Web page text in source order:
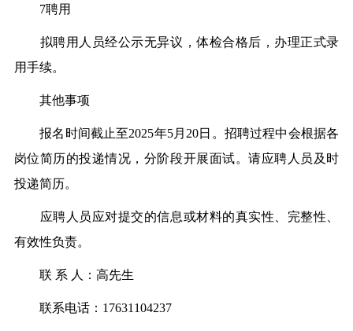
7聘用
拟聘用人员经公示无异议，体检合格后，办理正式录
用手续。
其他事项
报名时间截止至2025年5月20日。招聘过程中会根据各
岗位简历的投递情况，分阶段开展面试。请应聘人员及时
投递简历。
应聘人员应对提交的信息或材料的真实性、完整性、
有效性负责。
联 系 人：高先生
联系电话：17631104237